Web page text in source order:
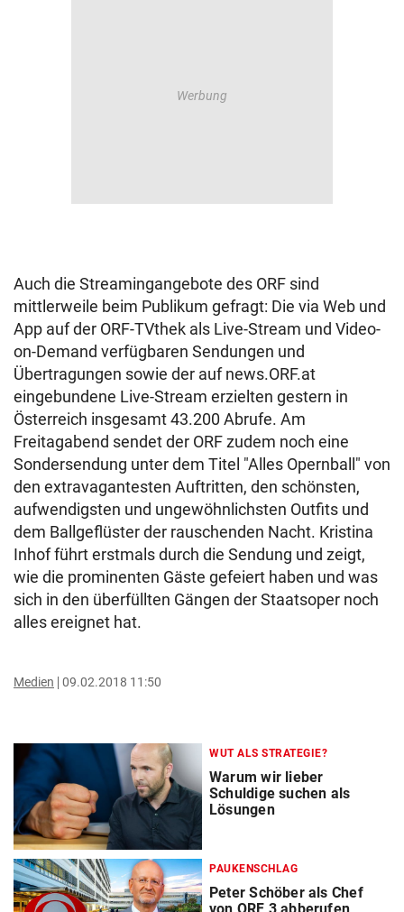
Auch die Streamingangebote des ORF sind
mittlerweile beim Publikum gefragt: Die via Web und
App auf der ORF-TVthek als Live-Stream und Video-
on-Demand verfügbaren Sendungen und
Übertragungen sowie der auf news.ORF.at
eingebundene Live-Stream erzielten gestern in
Österreich insgesamt 43.200 Abrufe. Am
Freitagabend sendet der ORF zudem noch eine
Sondersendung unter dem Titel "Alles Opernball" von
den extravagantesten Auftritten, den schönsten,
aufwendigsten und ungewöhnlichsten Outfits und
dem Ballgeflüster der rauschenden Nacht. Kristina
Inhof führt erstmals durch die Sendung und zeigt,
wie die prominenten Gäste gefeiert haben und was
sich in den überfüllten Gängen der Staatsoper noch
alles ereignet hat.
Medien 09.02.2018 11:50
WUT ALS STRATEGIE?
Warum wir lieber
Schuldige suchen als
Lösungen
PAUKENSCHLAG
Peter Schöber als Chef